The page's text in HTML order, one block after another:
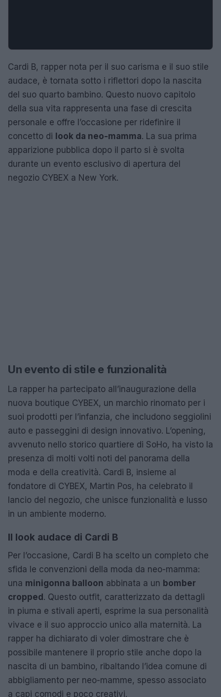
Cardi B, rapper nota per il suo carisma e il suo stile
audace, è tornata sotto i riflettori dopo la nascita
del suo quarto bambino. Questo nuovo capitolo
della sua vita rappresenta una fase di crescita
personale e offre l’occasione per ridefinire il
concetto di look da neo-mamma. La sua prima
apparizione pubblica dopo il parto si è svolta
durante un evento esclusivo di apertura del
negozio CYBEX a New York.
Un evento di stile e funzionalità
La rapper ha partecipato all’inaugurazione della
nuova boutique CYBEX, un marchio rinomato per i
suoi prodotti per l’infanzia, che includono seggiolini
auto e passeggini di design innovativo. L’opening,
avvenuto nello storico quartiere di SoHo, ha visto la
presenza di molti volti noti del panorama della
moda e della creatività. Cardi B, insieme al
fondatore di CYBEX, Martin Pos, ha celebrato il
lancio del negozio, che unisce funzionalità e lusso
in un ambiente moderno.
Il look audace di Cardi B
Per l’occasione, Cardi B ha scelto un completo che
sfida le convenzioni della moda da neo-mamma:
una minigonna balloon abbinata a un bomber
cropped. Questo outfit, caratterizzato da dettagli
in piuma e stivali aperti, esprime la sua personalità
vivace e il suo approccio unico alla maternità. La
rapper ha dichiarato di voler dimostrare che è
possibile mantenere il proprio stile anche dopo la
nascita di un bambino, ribaltando l’idea comune di
abbigliamento per neo-mamme, spesso associato
a capi comodi e poco creativi.